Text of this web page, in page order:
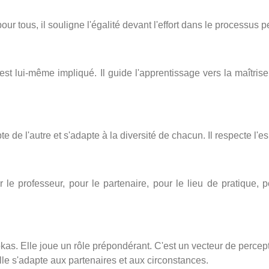
tous, il souligne l'égalité devant l'effort dans le processus
lui-même impliqué. Il guide l'apprentissage vers la
de l'autre et s'adapte à la diversité de chacun. Il respecte
professeur, pour le partenaire, pour le lieu de pratique,
Elle joue un rôle prépondérant. C'est un vecteur de
s'adapte aux partenaires et aux circonstances.